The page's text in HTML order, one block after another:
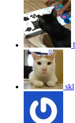
skl